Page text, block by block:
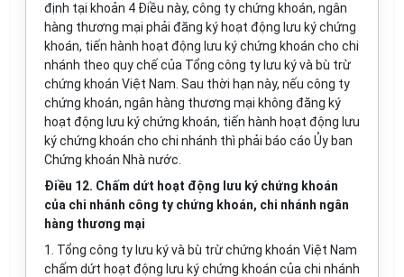
định tại khoản 4 Điều này, công ty chứng khoán, ngân
hàng thương mại phải đăng ký hoạt động lưu ký chứng
khoán, tiến hành hoạt động lưu ký chứng khoán cho chi
nhánh theo quy chế của Tổng công ty lưu ký và bù trừ
chứng khoán Việt Nam. Sau thời hạn này, nếu công ty
chứng khoán, ngân hàng thương mại không đăng ký
hoạt động lưu ký chứng khoán, tiến hành hoạt động lưu
ký chứng khoán cho chi nhánh thì phải báo cáo Ủy ban
Chứng khoán Nhà nước.
Điều 12. Chấm dứt hoạt động lưu ký chứng khoán
của chi nhánh công ty chứng khoán, chi nhánh ngân
hàng thương mại
1. Tổng công ty lưu ký và bù trừ chứng khoán Việt Nam
chấm dứt hoạt động lưu ký chứng khoán của chi nhánh